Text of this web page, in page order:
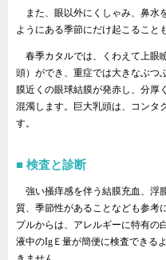
また、眼以外にくしゃみ、鼻水
ようにある季節にだけ起こること
春季カタルでは、くわえて上眼
頭）ができ、重症では大きなぶつ
膜近くの眼球結膜が発赤し、分厚
混濁します。巨大乳頭は、コンタ
す。
検査と診断
強い掻痒感を伴う結膜充血、浮
質、季節性があることなども参考
プルからは、アレルギーに特有の
液中のIgＥ量が簡便に検査できる